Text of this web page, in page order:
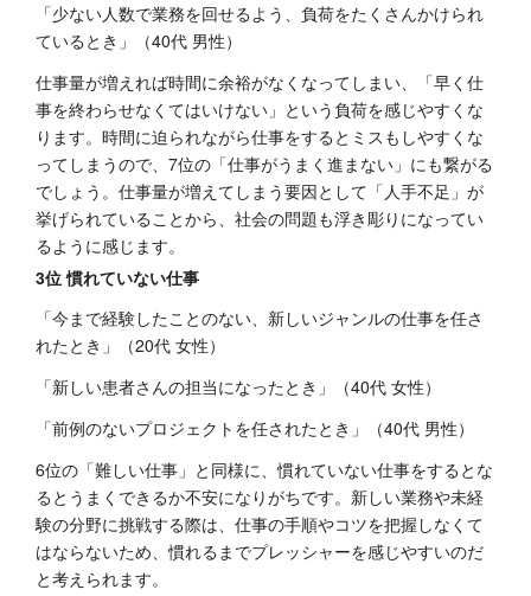
「少ない人数で業務を回せるよう、負荷をたくさんかけられ
ているとき」（40代 男性）
仕事量が増えれば時間に余裕がなくなってしまい、「早く仕
事を終わらせなくてはいけない」という負荷を感じやすくな
ります。時間に迫られながら仕事をするとミスもしやすくな
ってしまうので、7位の「仕事がうまく進まない」にも繋がる
でしょう。仕事量が増えてしまう要因として「人手不足」が
挙げられていることから、社会の問題も浮き彫りになってい
るように感じます。
3位 慣れていない仕事
「今まで経験したことのない、新しいジャンルの仕事を任さ
れたとき」（20代 女性）
「新しい患者さんの担当になったとき」（40代 女性）
「前例のないプロジェクトを任されたとき」（40代 男性）
6位の「難しい仕事」と同様に、慣れていない仕事をするとな
るとうまくできるか不安になりがちです。新しい業務や未経
験の分野に挑戦する際は、仕事の手順やコツを把握しなくて
はならないため、慣れるまでプレッシャーを感じやすいのだ
と考えられます。